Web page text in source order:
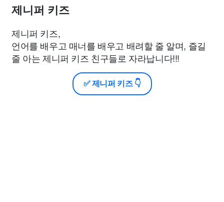
제니퍼 키즈
제니퍼 키즈,
언어를 배우고 매너를 배우고 배려할 줄 알며, 즐길
줄 아는 제니퍼 키즈 친구들로 자라납니다!!!
✅ 제니퍼 키즈 👇